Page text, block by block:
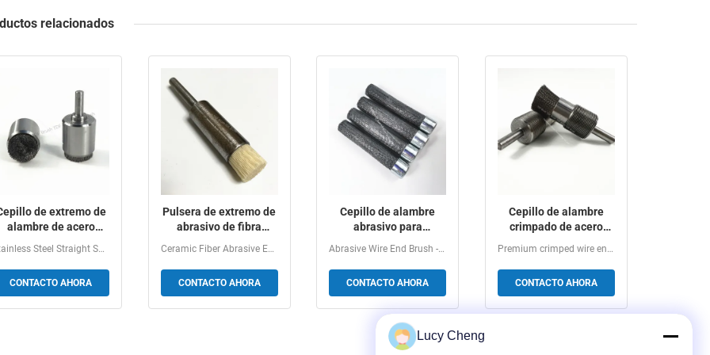
relacionados
de extremo de
alambre de acero
inoxidable para
de precisión
con cara plana de
diámetro
Stainless Steel Straight Shank Wire End Brush Flat Face...
CONTACTO AHORA
Pulsera de extremo de
abrasivo de fibra
cerámica tipo de llave
borrado CNC
Ceramic Fiber Abrasive End Brushes Ceramic Fiber Abrasive...
CONTACTO AHORA
Cepillo de alambre
abrasivo para
extremos
de pluma para
desbarbado de
de óxido y rectificado
Abrasive Wire End Brush - Customizable Industrial Surface...
CONTACTO AHORA
Cepillo de alambre
crimpado de acero
inoxidable de primera
calidad con vástago -
Herramienta industrial
para desbarbado,
revestimientos
Premium crimped wire end brush with stainless steel...
CONTACTO AHORA
Lucy Cheng